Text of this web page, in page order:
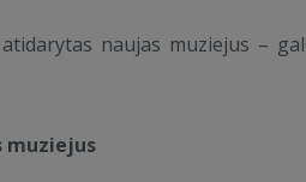
naujas muziejus –
muziejus